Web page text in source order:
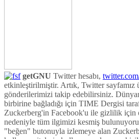
getGNU Twitter hesabı,
etkinleştirilmiştir. Artık, Twitter sayfamız
gönderilerimizi takip edebilirsiniz.
birbirine bağladığı için TIME Dergisi
Zuckerberg'in Facebook'u ile gizlilik için
nedeniyle tüm ilgimizi kesmiş
"beğen" butonuyla izlemeye alan